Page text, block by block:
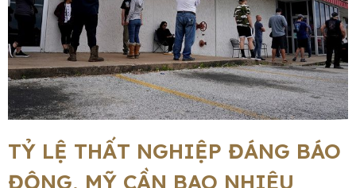
TỶ LỆ THẤT NGHIỆP ĐÁNG BÁO
ĐỘNG, MỸ CẦN BAO NHIÊU